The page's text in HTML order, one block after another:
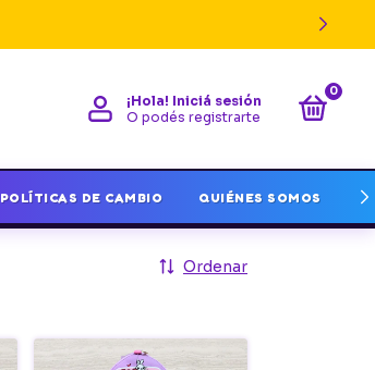
¡Hola! Iniciá sesión
O podés registrarte
0
POLÍTICAS DE CAMBIO QUIÉNES SOMOS
Ordenar